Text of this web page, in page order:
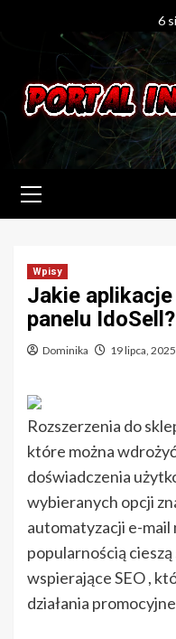
6
Menu
Wpisy
Jakie
panelu IdoSell?
Dominika 19 lipca, 2025
Rozszerzenia do
które można
doświadczenia
wybieranych opcji
automatyzacji e-mail
popularnością
wspierające SEO ,
działania